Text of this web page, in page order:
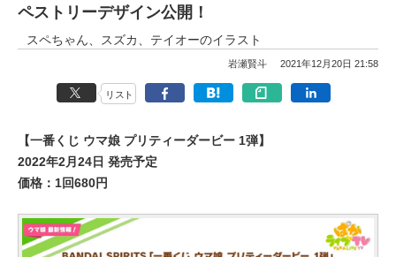
ペストリーデザイン公開！
スペちゃん、スズカ、テイオーのイラスト
岩瀬賢斗 2021年12月20日 21:58
リスト
【一番くじ ウマ娘 プリティーダービー 1弾】
2022年2月24日 発売予定
価格：1回680円